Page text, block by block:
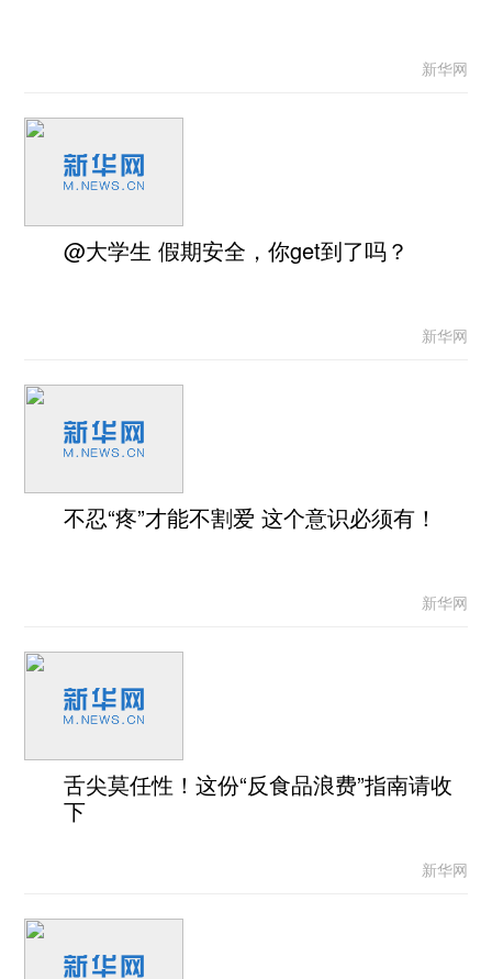
新华网
@大学生 假期安全，你get到了吗？
新华网
不忍“疼”才能不割爱 这个意识必须有！
新华网
舌尖莫任性！这份“反食品浪费”指南请收
下
新华网